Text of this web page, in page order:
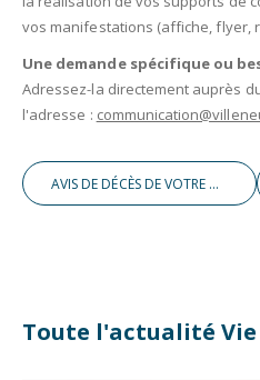
vos manifestations (affiche, flyer,
Une demande spécifique ou
Adressez-la directement auprès
l'adresse :
AVIS DE DÉCÈS DE VOTRE MAIRE JEAN-BERNARD FERRER
Toute l'actualité